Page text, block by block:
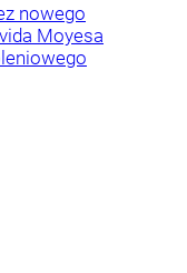
nowego
Moyesa